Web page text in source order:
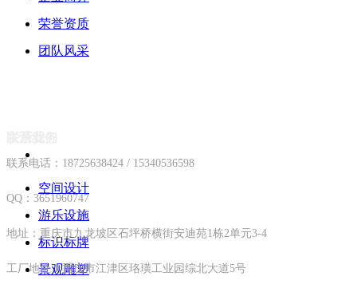
荣誉资质
团队风采
空间设计
游乐设施
标识标牌
景观雕塑
联系电话： 18725638424 / 15340536598
QQ：3651960747
地址： 重庆市九龙坡区石坪桥横街安迪苑1栋2单元3-4
工厂地址：重庆市江津区珞璜工业园综北大道5号